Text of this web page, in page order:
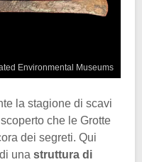
Environmental Museums
la stagione di scavi
che le Grotte
dei segreti. Qui
una struttura di